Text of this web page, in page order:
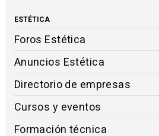
ESTÉTICA
Foros Estética
Anuncios Estética
Directorio de empresas
Cursos y eventos
Formación técnica